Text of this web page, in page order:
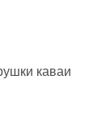
каваи